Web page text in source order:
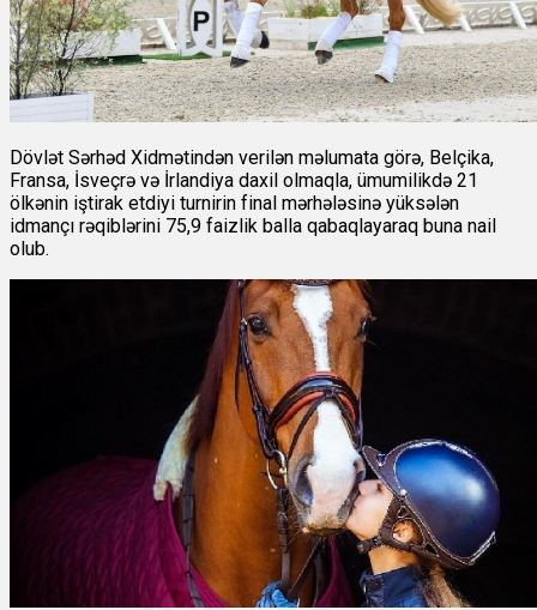
Dövlət Sərhəd Xidmətindən verilən məlumata görə, Belçika,
Fransa, İsveçrə və İrlandiya daxil olmaqla, ümumilikdə 21
ölkənin iştirak etdiyi turnirin final mərhələsinə yüksələn
idmançı rəqiblərini 75,9 faizlik balla qabaqlayaraq buna nail
olub.